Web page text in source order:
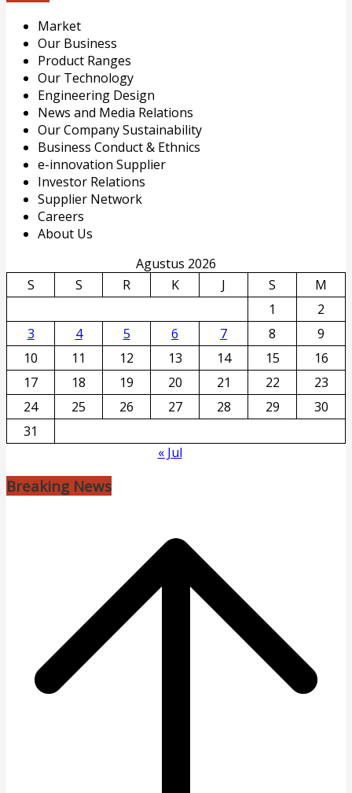
Market
Our Business
Product Ranges
Our Technology
Engineering Design
News and Media Relations
Our Company Sustainability
Business Conduct & Ethnics
e-innovation Supplier
Investor Relations
Supplier Network
Careers
About Us
Agustus 2026
S
S R K J S
M
1
2
3
4 5 6 7 8
9
10
11 12 13 14 15
16
17
18 19 20 21 22
23
24
25 26 27 28 29
30
31
« Jul
Breaking News